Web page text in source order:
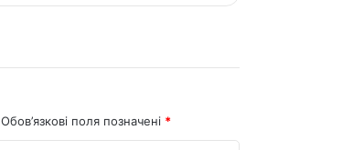
Обов’язкові поля позначені *